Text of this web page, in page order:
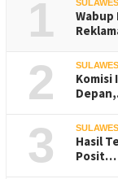
1
Wabup
2
Komisi
3
Hasil
Posit…